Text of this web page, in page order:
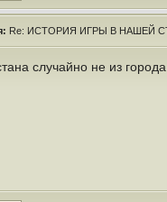
Re: ИСТОРИЯ ИГРЫ В НАШЕЙ
случайно не из